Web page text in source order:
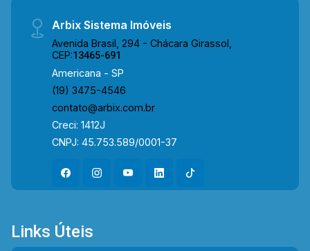
Arbix Sistema Imóveis
Avenida Brasil, 294 - Chácara Girassol,
CEP:13465-691
Americana - SP
(19) 3475-4546
contato@arbix.com.br
Creci: 1412J
CNPJ: 45.753.589/0001-37
Links Úteis